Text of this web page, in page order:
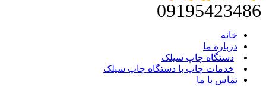
09195423486
خانه
درباره ما
دستگاه چاپ سیلک
خدمات چاپ با دستگاه چاپ سیلک
تماس با ما